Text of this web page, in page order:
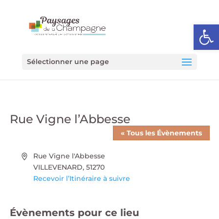
Ouvrir
Sélectionner une page
Rue Vigne l’Abbesse
« Tous les Évènements
Adresse
Rue Vigne l'Abbesse
VILLEVENARD, 51270
Recevoir l’Itinéraire à suivre
Évènements pour ce lieu